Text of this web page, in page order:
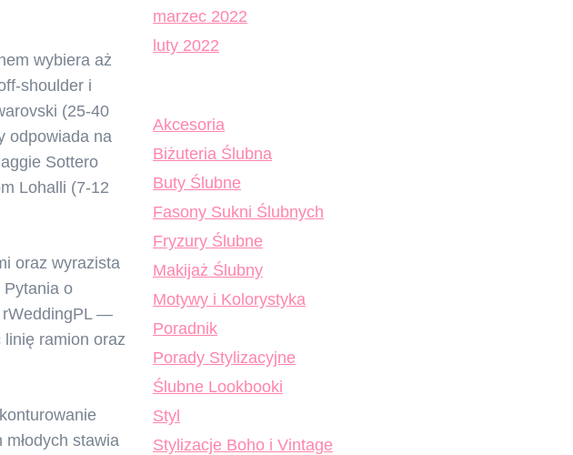
wybiera aż
shoulder i
(25-40
odpowiada na
Sottero
Lohalli (7-12
oraz wyrazista
Pytania o
rWeddingPL —
linię ramion oraz
stawia
marzec 2022
luty 2022
Akcesoria
Biżuteria Ślubna
Buty Ślubne
Fasony Sukni Ślubnych
Fryzury Ślubne
Makijaż Ślubny
Motywy i Kolorystyka
Poradnik
Porady Stylizacyjne
Ślubne Lookbooki
Styl
Stylizacje Boho i Vintage